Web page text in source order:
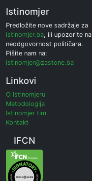
Istinomjer
Predložite nove sadržaje za
istinomjer.ba, ili upozorite na
neodgovornost političara.
Pišite nam na:
istinomjer@zastone.ba
Linkovi
O Istinomjeru
Metodologija
Istinomjer tim
Kontakt
IFCN